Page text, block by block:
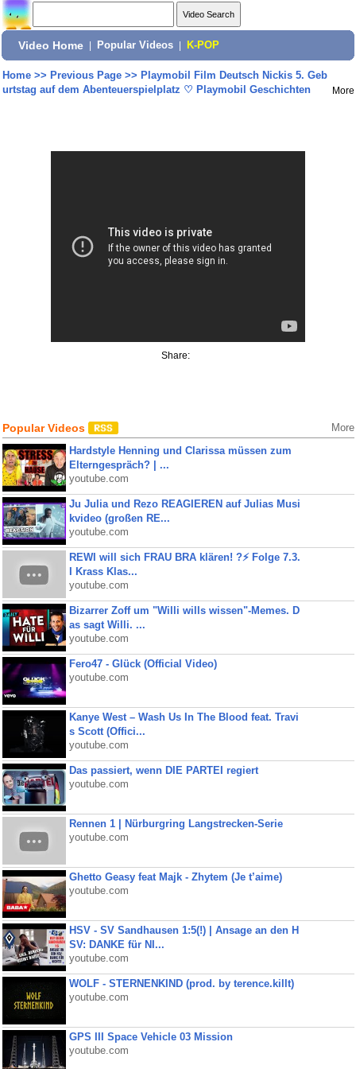
Video Home Popular Videos K-POP
Home>> Previous Page>> Playmobil Film Deutsch Nickis 5. Geb
urtstag auf dem Abenteuerspielplatz ♡ Playmobil Geschichten
More
Share:
Popular Videos More
Hardstyle Henning und Clarissa müssen zum
Elterngespräch? | ...
youtube.com
Ju Julia und Rezo REAGIEREN auf Julias Musi
kvideo (großen RE...
youtube.com
REWI will sich FRAU BRA klären! ?⚡️ Folge 7.3.
I Krass Klas...
youtube.com
Bizarrer Zoff um "Willi wills wissen"-Memes. D
as sagt Willi. ...
youtube.com
Fero47 - Glück (Official Video)
youtube.com
Kanye West – Wash Us In The Blood feat. Travi
s Scott (Offici...
youtube.com
Das passiert, wenn DIE PARTEI regiert
youtube.com
Rennen 1 | Nürburgring Langstrecken-Serie
youtube.com
Ghetto Geasy feat Majk - Zhytem (Je t’aime)
youtube.com
HSV - SV Sandhausen 1:5(!) | Ansage an den H
SV: DANKE für NI...
youtube.com
WOLF - STERNENKIND (prod. by terence.killt)
youtube.com
GPS III Space Vehicle 03 Mission
youtube.com